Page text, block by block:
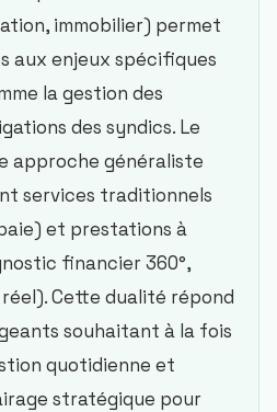
immobilier) permet
aux enjeux spécifiques
la gestion des
des syndics. Le
approche généraliste
services traditionnels
et prestations à
financier 360°,
Cette dualité répond
souhaitant à la fois
quotidienne et
stratégique pour